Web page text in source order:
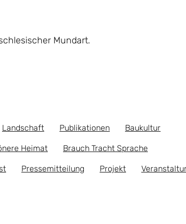
Mundart.
Landschaft Publikationen Baukultur
Heimat Brauch Tracht Sprache
Pressemitteilung Projekt